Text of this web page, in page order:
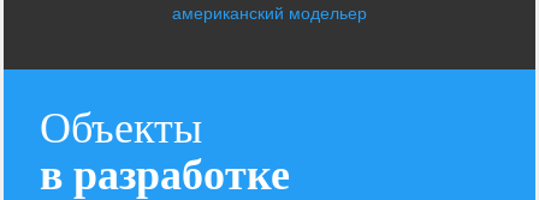
американский модельер
Объекты
в разработке